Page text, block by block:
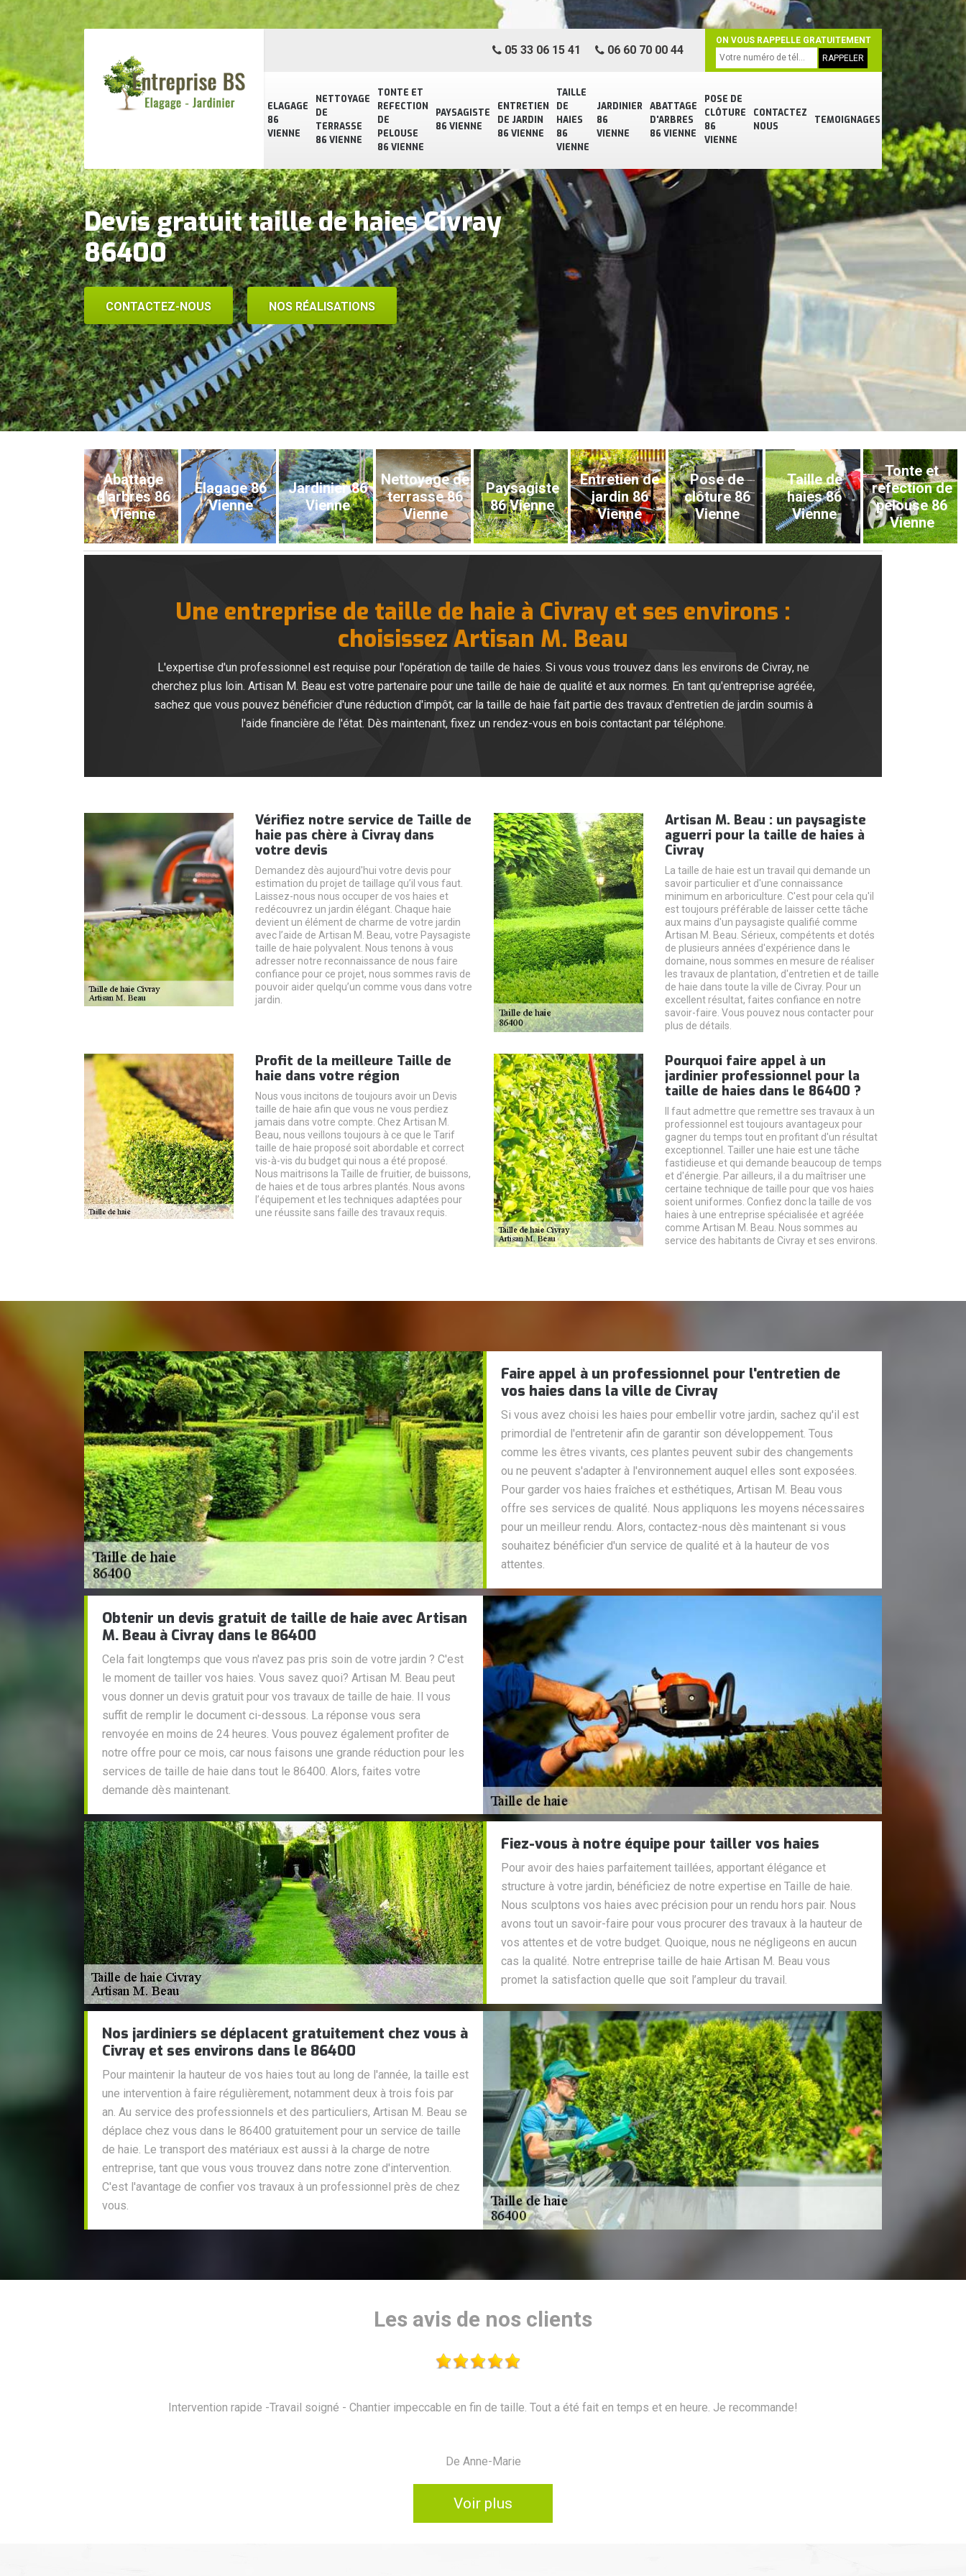
ELAGAGE
86
VIENNE
NETTOYAGE
DE
TERRASSE
86 VIENNE
TONTE ET
REFECTION
DE
PELOUSE
86 VIENNE
PAYSAGISTE
86 VIENNE
ENTRETIEN
DE JARDIN
86 VIENNE
TAILLE
DE
HAIES
86
VIENNE
JARDINIER
86
VIENNE
ABATTAGE
D'ARBRES
86 VIENNE
POSE DE
CLÔTURE
86
VIENNE
CONTACTEZ
NOUS
TEMOIGNAGES
05 33 06 15 41 06 60 70 00 44
ON VOUS RAPPELLE GRATUITEMENT
Devis gratuit taille de haies Civray
86400
CONTACTEZ-NOUS NOS RÉALISATIONS
Abattage
d'arbres 86
Vienne
Elagage 86
Vienne
Jardinier 86
Vienne
Nettoyage de
terrasse 86
Vienne
Paysagiste
86 Vienne
Entretien de
jardin 86
Vienne
Pose de
clôture 86
Vienne
Taille de
haies 86
Vienne
Tonte et
refection de
pelouse 86
Vienne
Une entreprise de taille de haie à Civray et ses environs :
choisissez Artisan M. Beau
L'expertise d'un professionnel est requise pour l'opération de taille de haies. Si vous vous trouvez dans les environs de Civray, ne
cherchez plus loin. Artisan M. Beau est votre partenaire pour une taille de haie de qualité et aux normes. En tant qu'entreprise agréée,
sachez que vous pouvez bénéficier d'une réduction d'impôt, car la taille de haie fait partie des travaux d'entretien de jardin soumis à
l'aide financière de l'état. Dès maintenant, fixez un rendez-vous en bois contactant par téléphone.
Vérifiez notre service de Taille de
haie pas chère à Civray dans
votre devis
Demandez dès aujourd'hui votre devis pour
estimation du projet de taillage qu’il vous faut.
Laissez-nous nous occuper de vos haies et
redécouvrez un jardin élégant. Chaque haie
devient un élément de charme de votre jardin
avec l’aide de Artisan M. Beau, votre Paysagiste
taille de haie polyvalent. Nous tenons à vous
adresser notre reconnaissance de nous faire
confiance pour ce projet, nous sommes ravis de
pouvoir aider quelqu’un comme vous dans votre
jardin.
Artisan M. Beau : un paysagiste
aguerri pour la taille de haies à
Civray
La taille de haie est un travail qui demande un
savoir particulier et d'une connaissance
minimum en arboriculture. C'est pour cela qu'il
est toujours préférable de laisser cette tâche
aux mains d'un paysagiste qualifié comme
Artisan M. Beau. Sérieux, compétents et dotés
de plusieurs années d'expérience dans le
domaine, nous sommes en mesure de réaliser
les travaux de plantation, d'entretien et de taille
de haie dans toute la ville de Civray. Pour un
excellent résultat, faites confiance en notre
savoir-faire. Vous pouvez nous contacter pour
plus de détails.
Profit de la meilleure Taille de
haie dans votre région
Nous vous incitons de toujours avoir un Devis
taille de haie afin que vous ne vous perdiez
jamais dans votre compte. Chez Artisan M.
Beau, nous veillons toujours à ce que le Tarif
taille de haie proposé soit abordable et correct
vis-à-vis du budget qui nous a été proposé.
Nous maitrisons la Taille de fruitier, de buissons,
de haies et de tous arbres plantés. Nous avons
l’équipement et les techniques adaptées pour
une réussite sans faille des travaux requis.
Pourquoi faire appel à un
jardinier professionnel pour la
taille de haies dans le 86400 ?
Il faut admettre que remettre ses travaux à un
professionnel est toujours avantageux pour
gagner du temps tout en profitant d'un résultat
exceptionnel. Tailler une haie est une tâche
fastidieuse et qui demande beaucoup de temps
et d'énergie. Par ailleurs, il a du maîtriser une
certaine technique de taille pour que vos haies
soient uniformes. Confiez donc la taille de vos
haies à une entreprise spécialisée et agréée
comme Artisan M. Beau. Nous sommes au
service des habitants de Civray et ses environs.
Faire appel à un professionnel pour l'entretien de
vos haies dans la ville de Civray
Si vous avez choisi les haies pour embellir votre jardin, sachez qu'il est
primordial de l'entretenir afin de garantir son développement. Tous
comme les êtres vivants, ces plantes peuvent subir des changements
ou ne peuvent s'adapter à l'environnement auquel elles sont exposées.
Pour garder vos haies fraîches et esthétiques, Artisan M. Beau vous
offre ses services de qualité. Nous appliquons les moyens nécessaires
pour un meilleur rendu. Alors, contactez-nous dès maintenant si vous
souhaitez bénéficier d'un service de qualité et à la hauteur de vos
attentes.
Obtenir un devis gratuit de taille de haie avec Artisan
M. Beau à Civray dans le 86400
Cela fait longtemps que vous n'avez pas pris soin de votre jardin ? C'est
le moment de tailler vos haies. Vous savez quoi? Artisan M. Beau peut
vous donner un devis gratuit pour vos travaux de taille de haie. Il vous
suffit de remplir le document ci-dessous. La réponse vous sera
renvoyée en moins de 24 heures. Vous pouvez également profiter de
notre offre pour ce mois, car nous faisons une grande réduction pour les
services de taille de haie dans tout le 86400. Alors, faites votre
demande dès maintenant.
Fiez-vous à notre équipe pour tailler vos haies
Pour avoir des haies parfaitement taillées, apportant élégance et
structure à votre jardin, bénéficiez de notre expertise en Taille de haie.
Nous sculptons vos haies avec précision pour un rendu hors pair. Nous
avons tout un savoir-faire pour vous procurer des travaux à la hauteur de
vos attentes et de votre budget. Quoique, nous ne négligeons en aucun
cas la qualité. Notre entreprise taille de haie Artisan M. Beau vous
promet la satisfaction quelle que soit l’ampleur du travail.
Nos jardiniers se déplacent gratuitement chez vous à
Civray et ses environs dans le 86400
Pour maintenir la hauteur de vos haies tout au long de l'année, la taille est
une intervention à faire régulièrement, notamment deux à trois fois par
an. Au service des professionnels et des particuliers, Artisan M. Beau se
déplace chez vous dans le 86400 gratuitement pour un service de taille
de haie. Le transport des matériaux est aussi à la charge de notre
entreprise, tant que vous vous trouvez dans notre zone d'intervention.
C'est l'avantage de confier vos travaux à un professionnel près de chez
vous.
Les avis de nos clients
Intervention rapide -Travail soigné - Chantier impeccable en fin de taille. Tout a été fait en temps et en heure. Je recommande!
Voir plus